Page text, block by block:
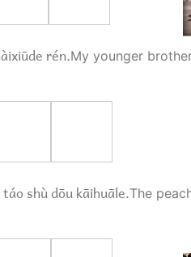
rén.My younger
shù dōu kāihuāle.The